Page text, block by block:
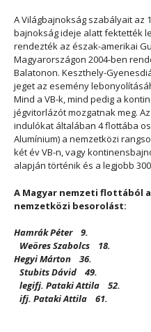
A Világbajnokság szabályait az
bajnokság ideje alatt fektették
rendezték az észak-amerikai
Magyarországon 2004-ben
Balatonon. Keszthely-
jeget az esemény
Mind a VB-k, mind pedig a
jégvitorlázót mozgatnak meg.
indulókat általában 4 flottába
Alumínium) a nemzetközi
két év VB-n, vagy
alapján történik és a legjobb
A Magyar nemzeti flottából
nemzetközi besorolást:
Hamrák Péter 9.
Weöres Szabolcs 18.
Hegyi Márton 36.
Stubits Dávid 49.
legifj. Pataki Attila 52.
ifj. Pataki Attila 61.